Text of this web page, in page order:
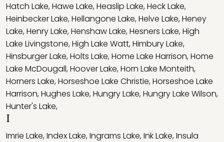
Hatch Lake,Hawe Lake,Heaslip Lake,Heck Lake,
Heinbecker Lake,Hellangone Lake,Helve Lake,Heney
Lake,Henry Lake,Henshaw Lake,Hesners Lake,High
Lake Livingstone,High Lake Watt,Himbury Lake,
Hinsburger Lake,Holts Lake,Home Lake Harrison,Home
Lake McDougall,Hoover Lake,Horn Lake Monteith,
Horners Lake,Horseshoe Lake Christie,Horseshoe Lake
Harrison,Hughes Lake,Hungry Lake,Hungry Lake Wilson,
Hunter's Lake,
I
Imrie Lake,Index Lake,Ingrams Lake,Ink Lake,Insula